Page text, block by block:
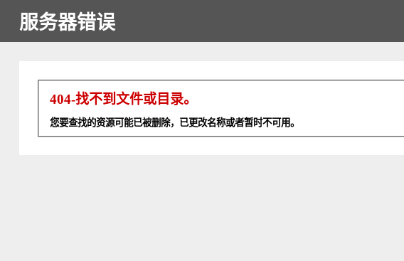
服务器错误
404-找不到文件或目录。
您要查找的资源可能已被删除，已更改名称或者暂时不可用。